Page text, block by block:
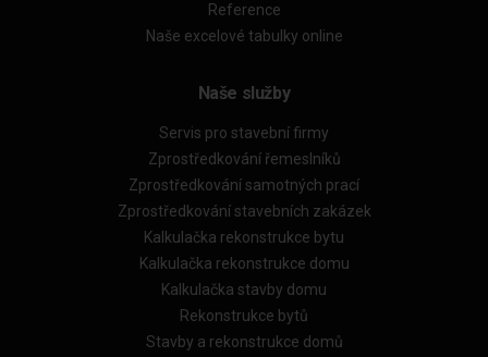
Reference
Naše excelové tabulky online
Naše služby
Servis pro stavební firmy
Zprostředkování řemeslníků
Zprostředkování samotných prací
Zprostředkování stavebních zakázek
Kalkulačka rekonstrukce bytu
Kalkulačka rekonstrukce domu
Kalkulačka stavby domu
Rekonstrukce bytů
Stavby a rekonstrukce domů